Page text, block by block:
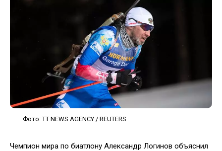
Фото: TT NEWS AGENCY / REUTERS
Чемпион мира по биатлону Александр Логинов объяснил